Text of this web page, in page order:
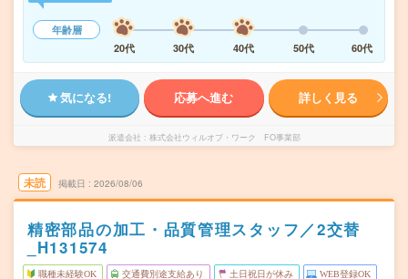
年齢層
20代
30代 40代 50代 60代
気になる! 応募へ進む 詳しく見る
派遣会社 株式会社ウィルオブ・ワーク FO事業部
未読 掲載日 2026/08/06
精密部品の加工・品質管理スタッフ／2交替
_H131574
職種未経験OK 交通費別途支給あり 土日祝日が休み WEB登録OK